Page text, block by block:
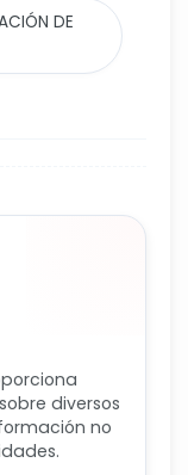
DE
diversos
no